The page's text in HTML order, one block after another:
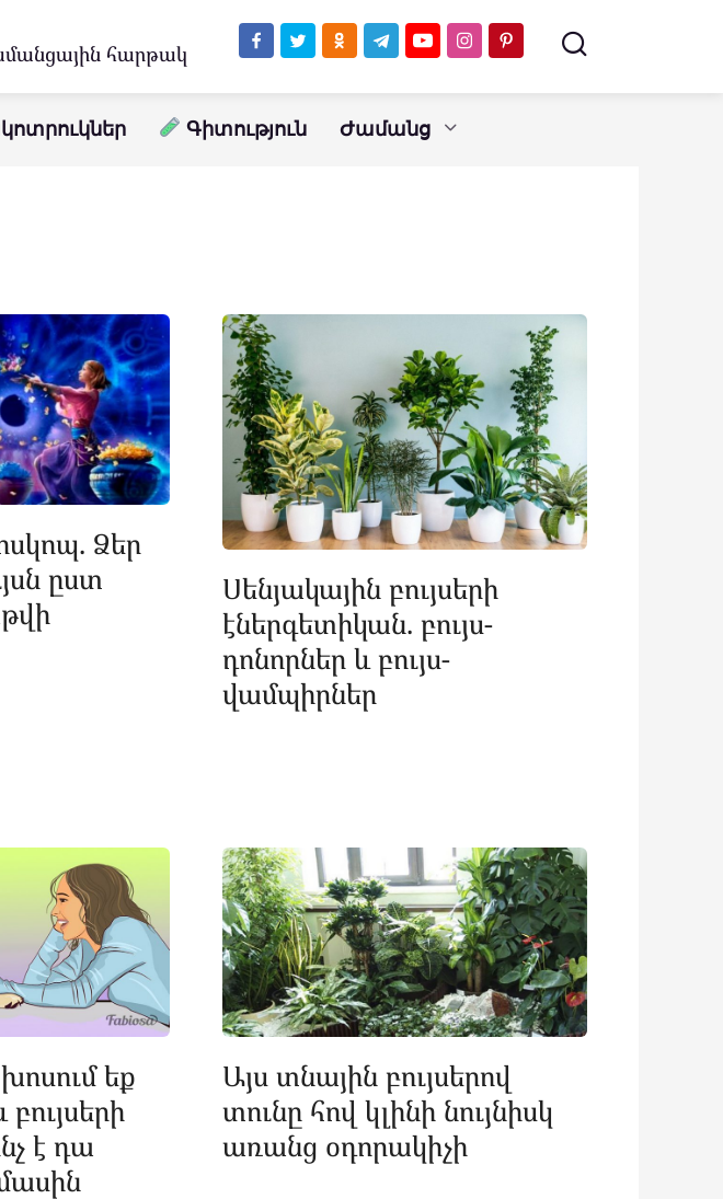
հարթակ
Գիտություն Ժամանց
Ձեր
ըստ
Սենյակային բույսերի
էներգետիկան. բույս-
դոնորներ և բույս-
վամպիրներ
խոսում եք
է դա
Այս տնային բույսերով
տունը հով կլինի նույնիսկ
առանց օդորակիչի